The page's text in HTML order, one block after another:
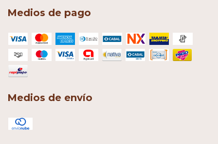
Medios de pago
Medios de envío